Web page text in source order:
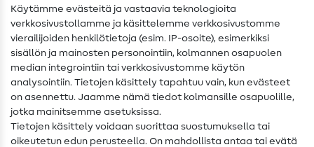
Ompelusanasto
Ompeluohjeet
Apua ja yhteystiedot
Yhteystiedot
Tietoa omistajanvaihdoksesta
Käytämme evästeitä ja vastaavia teknologioita
verkkosivustollamme ja käsittelemme verkkosivustomme
vierailijoiden henkilötietoja (esim. IP-osoite), esimerkiksi
sisällön ja mainosten personointiin, kolmannen osapuolen
median integrointiin tai verkkosivustomme käytön
analysointiin. Tietojen käsittely tapahtuu vain, kun evästeet
on asennettu. Jaamme nämä tiedot kolmansille osapuolille,
jotka mainitsemme asetuksissa.
Tietojen käsittely voidaan suorittaa suostumuksella tai
oikeutetun edun perusteella. On mahdollista antaa tai evätä